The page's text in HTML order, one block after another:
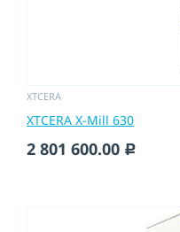
XTCERA
XTCERA X-Mill 630
2 801 600.00 c